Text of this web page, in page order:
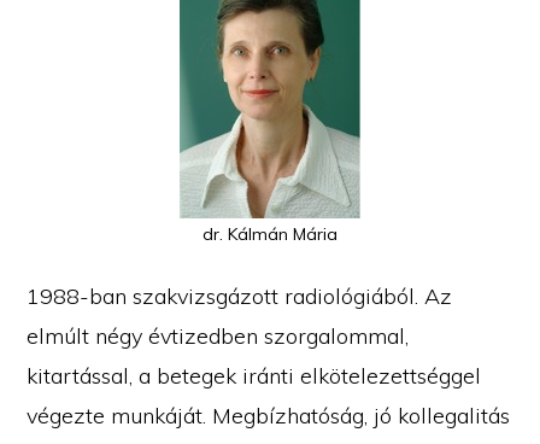
dr. Kálmán Mária
1988-ban szakvizsgázott radiológiából. Az
elmúlt négy évtizedben szorgalommal,
kitartással, a betegek iránti elkötelezettséggel
végezte munkáját. Megbízhatóság, jó kollegalitás